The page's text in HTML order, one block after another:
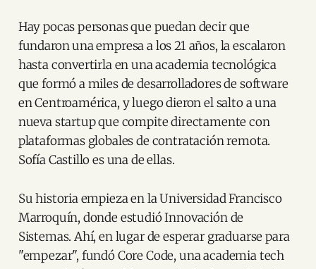
Hay pocas personas que puedan decir que
fundaron una empresa a los 21 años, la escalaron
hasta convertirla en una academia tecnológica
que formó a miles de desarrolladores de software
en Centroamérica, y luego dieron el salto a una
nueva startup que compite directamente con
plataformas globales de contratación remota.
Sofía Castillo es una de ellas.
Su historia empieza en la Universidad Francisco
Marroquín, donde estudió Innovación de
Sistemas. Ahí, en lugar de esperar graduarse para
"empezar", fundó Core Code, una academia tech